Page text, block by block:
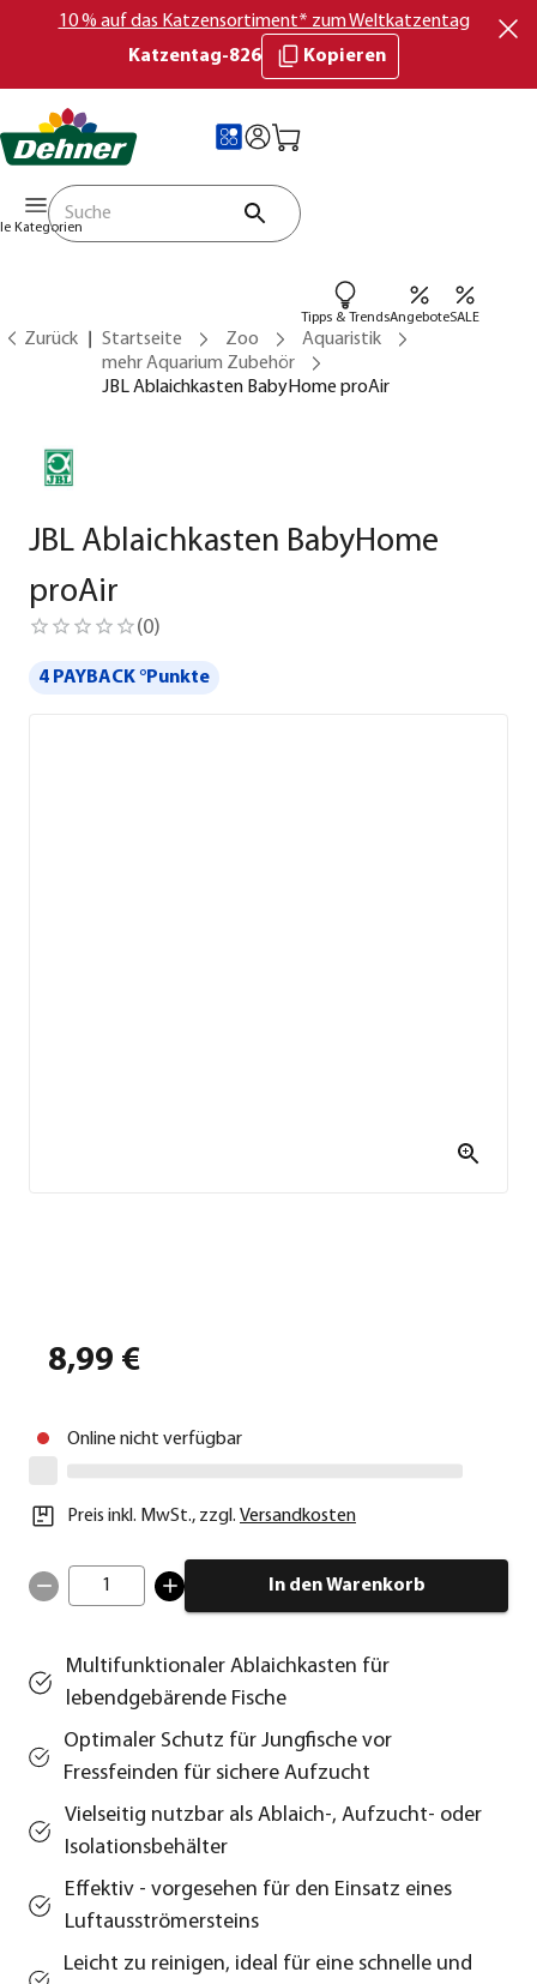
10 % auf das Katzensortiment* zum Weltkatzentag
Katzentag-826
Kopieren
Kategorien
Tipps & TrendsAngeboteSALE
Zurück Startseite Zoo
Aquaristik
mehr Aquarium Zubehör
JBL Ablaichkasten BabyHome proAir
JBL Ablaichkasten BabyHome
proAir
(0)
4 PAYBACK °Punkte
8,99 €
Online nicht verfügbar
Preis inkl. MwSt., zzgl. Versandkosten
1 In den Warenkorb
Multifunktionaler Ablaichkasten für
lebendgebärende Fische
Optimaler Schutz für Jungfische vor
Fressfeinden für sichere Aufzucht
Vielseitig nutzbar als Ablaich-, Aufzucht- oder
Isolationsbehälter
Effektiv - vorgesehen für den Einsatz eines
Luftausströmersteins
Leicht zu reinigen, ideal für eine schnelle und